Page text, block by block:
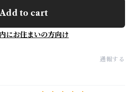
to cart
にお住まいの方向け
通報する